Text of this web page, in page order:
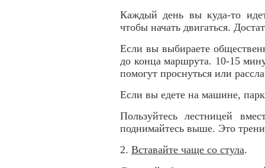
Каждый день вы куда-то
чтобы начать двигаться.
Если вы выбираете
до конца маршрута. 10-15
помогут проснуться или
Если вы едете на машине,
Пользуйтесь лестницей
поднимайтесь выше. Это
2. Вставайте чаще со стула.